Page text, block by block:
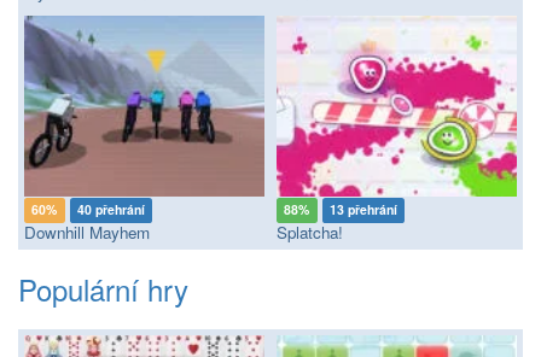
60% 40 přehrání
Downhill Mayhem
88% 13 přehrání
Splatcha!
Populární hry